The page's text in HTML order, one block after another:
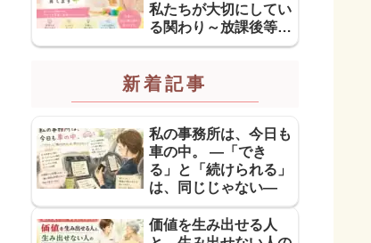
私たちが大切にしてい
る関わり～放課後等デ
イサービス
新着記事
私の事務所は、今日も
車の中。 ―「でき
る」と「続けられる」
は、同じじゃない―
価値を生み出せる人